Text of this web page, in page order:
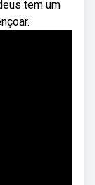
tem um